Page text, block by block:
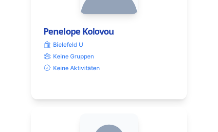
Penelope Kolovou
Bielefeld U
Keine Gruppen
Keine Aktivitäten